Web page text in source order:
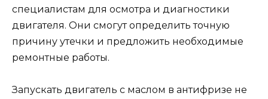
специалистам для осмотра и диагностики
двигателя. Они смогут определить точную
причину утечки и предложить необходимые
ремонтные работы.
Запускать двигатель с маслом в антифризе не